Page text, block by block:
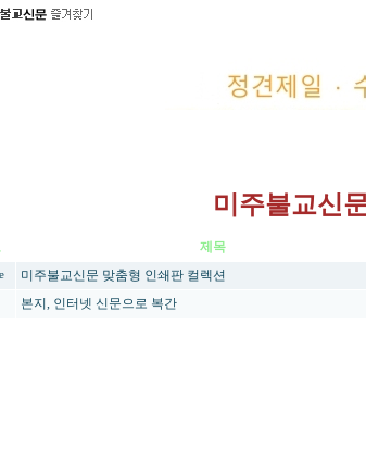
미주불교신
제목
미주불교신문 맞춤형 인쇄판 컬렉션
본지, 인터넷 신문으로 복간